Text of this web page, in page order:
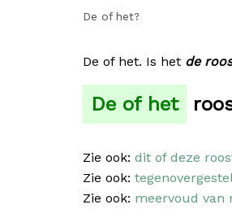
De of het?
De of het. Is het de
De of het
Zie ook: dit of deze
Zie ook:
Zie ook: meervoud van